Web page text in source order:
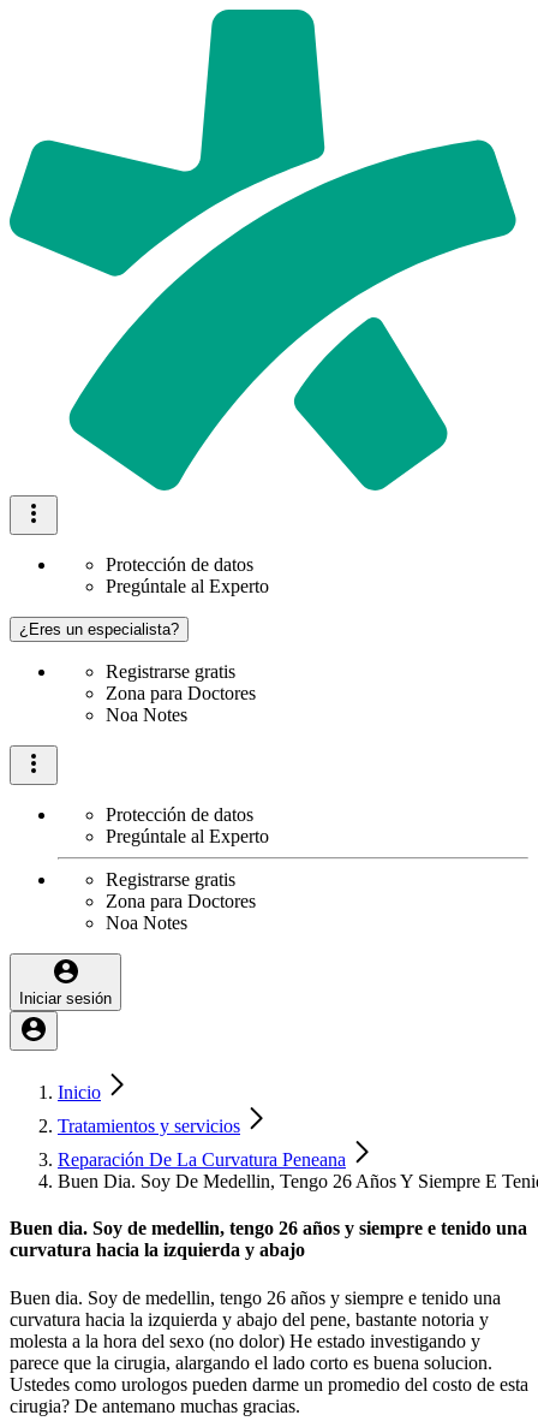
Protección de datos
Pregúntale al Experto
¿Eres un especialista?
Registrarse gratis
Zona para Doctores
Noa Notes
Protección de datos
Pregúntale al Experto
Registrarse gratis
Zona para Doctores
Noa Notes
Iniciar sesión
Inicio
Tratamientos y servicios
Reparación De La Curvatura Peneana
Buen Dia. Soy De Medellin, Tengo 26 Años Y Siempre E
Buen dia. Soy de medellin, tengo 26 años y siempre e tenido una
curvatura hacia la izquierda y abajo
Buen dia. Soy de medellin, tengo 26 años y siempre e tenido una
curvatura hacia la izquierda y abajo del pene, bastante notoria y
molesta a la hora del sexo (no dolor) He estado investigando y
parece que la cirugia, alargando el lado corto es buena solucion.
Ustedes como urologos pueden darme un promedio del costo de esta
cirugia? De antemano muchas gracias.